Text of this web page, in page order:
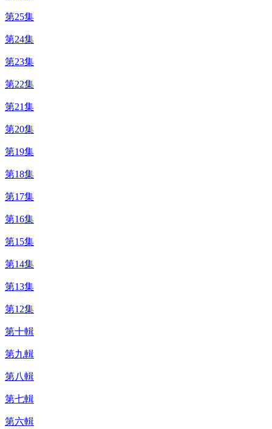
第25集
第24集
第23集
第22集
第21集
第20集
第19集
第18集
第17集
第16集
第15集
第14集
第13集
第12集
第十輯
第九輯
第八輯
第七輯
第六輯